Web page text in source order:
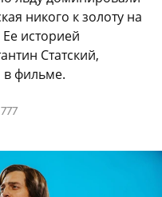
никого к золоту на
историей
Статский,
в фильме.